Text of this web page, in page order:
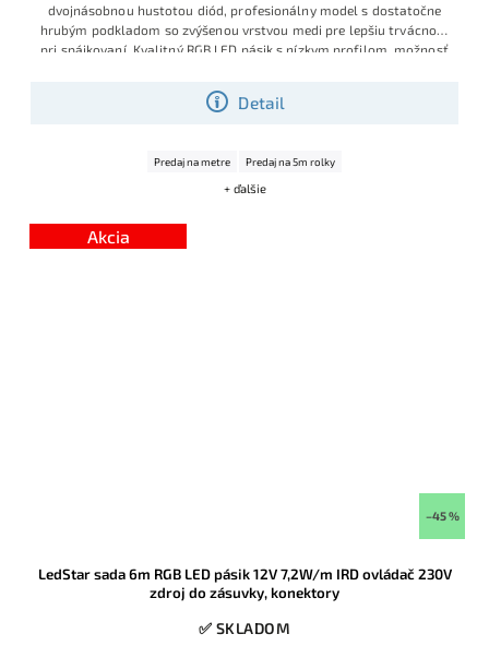
Detail
dvojnásobnou hustotou diód, profesionálny model s dostatočne
hrubým podkladom so zvýšenou vrstvou medi pre lepšiu trvácnosť
pri spájkovaní. Kvalitný RGB LED pásik s nízkym profilom, možnosť
do líšt, podsvietenia či dekorácií.
Predaj na metre Predaj na 5m rolky
+ ďalšie
Akcia
–45 %
LedStar sada 6m RGB LED pásik 12V 7,2W/m IRD ovládač 230V
zdroj do zásuvky, konektory
✅ SKLADOM